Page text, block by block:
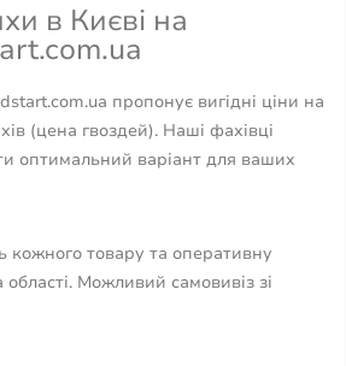
в Києві на
пропонує вигідні ціни на
(цена гвоздей). Наші фахівці
оптимальний варіант для ваших
кожного товару та оперативну
Можливий самовивіз зі